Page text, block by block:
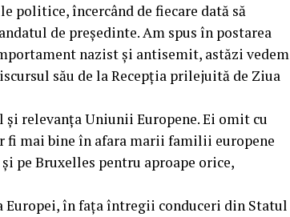
politice, încercând de fiecare dată să
de președinte. Am spus în postarea
nazist și antisemit, astăzi vedem
său de la Recepția prilejuită de Ziua
relevanţa Uniunii Europene. Ei omit cu
fi mai bine în afara marii familii europene
pe Bruxelles pentru aproape orice,
Europei, în fața întregii conduceri din Statul